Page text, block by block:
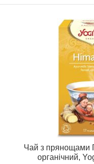
Чай з прянощами
органічний,